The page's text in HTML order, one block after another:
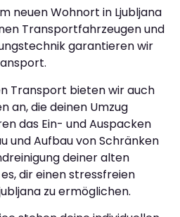
neuen Wohnort in Ljubljana
Transportfahrzeugen und
garantieren wir
Transport bieten wir auch
an, die deinen Umzug
das Ein- und Auspacken
und Aufbau von Schränken
deiner alten
dir einen stressfreien
zu ermöglichen.